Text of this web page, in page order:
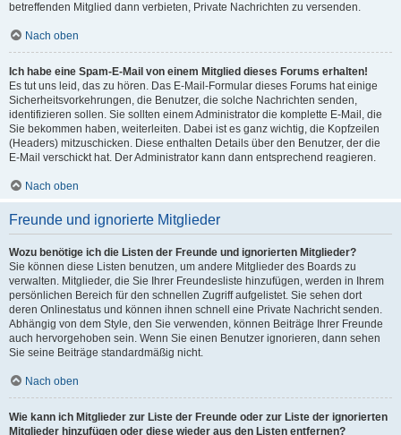
betreffenden Mitglied dann verbieten, Private Nachrichten zu versenden.
Nach oben
Ich habe eine Spam-E-Mail von einem Mitglied dieses Forums erhalten!
Es tut uns leid, das zu hören. Das E-Mail-Formular dieses Forums hat einige
Sicherheitsvorkehrungen, die Benutzer, die solche Nachrichten senden,
identifizieren sollen. Sie sollten einem Administrator die komplette E-Mail, die
Sie bekommen haben, weiterleiten. Dabei ist es ganz wichtig, die Kopfzeilen
(Headers) mitzuschicken. Diese enthalten Details über den Benutzer, der die
E-Mail verschickt hat. Der Administrator kann dann entsprechend reagieren.
Nach oben
Freunde und ignorierte Mitglieder
Wozu benötige ich die Listen der Freunde und ignorierten Mitglieder?
Sie können diese Listen benutzen, um andere Mitglieder des Boards zu
verwalten. Mitglieder, die Sie Ihrer Freundesliste hinzufügen, werden in Ihrem
persönlichen Bereich für den schnellen Zugriff aufgelistet. Sie sehen dort
deren Onlinestatus und können ihnen schnell eine Private Nachricht senden.
Abhängig von dem Style, den Sie verwenden, können Beiträge Ihrer Freunde
auch hervorgehoben sein. Wenn Sie einen Benutzer ignorieren, dann sehen
Sie seine Beiträge standardmäßig nicht.
Nach oben
Wie kann ich Mitglieder zur Liste der Freunde oder zur Liste der ignorierten
Mitglieder hinzufügen oder diese wieder aus den Listen entfernen?